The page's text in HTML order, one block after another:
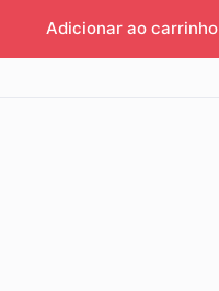
Adicionar ao carrinho